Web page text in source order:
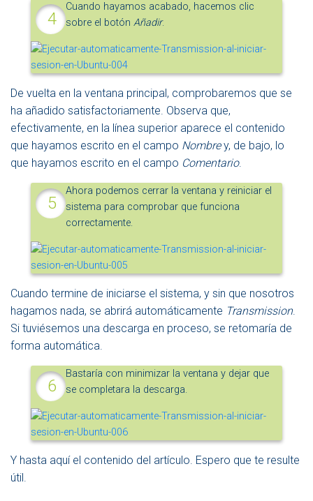
Cuando hayamos acabado, hacemos clic
sobre el botónAñadir.
De vuelta en la ventana principal, comprobaremos que se
ha añadido satisfactoriamente. Observa que,
efectivamente, en la línea superior aparece el contenido
que hayamos escrito en el campo Nombrey, de bajo, lo
que hayamos escrito en el campo Comentario.
Ahora podemos cerrar la ventana y reiniciar el
sistema para comprobar que funciona
correctamente.
Cuando termine de iniciarse el sistema, y sin que nosotros
hagamos nada, se abrirá automáticamente Transmission.
Si tuviésemos una descarga en proceso, se retomaría de
forma automática.
Bastaría con minimizar la ventana y dejar que
se completara la descarga.
Y hasta aquí el contenido del artículo. Espero que te resulte
útil.